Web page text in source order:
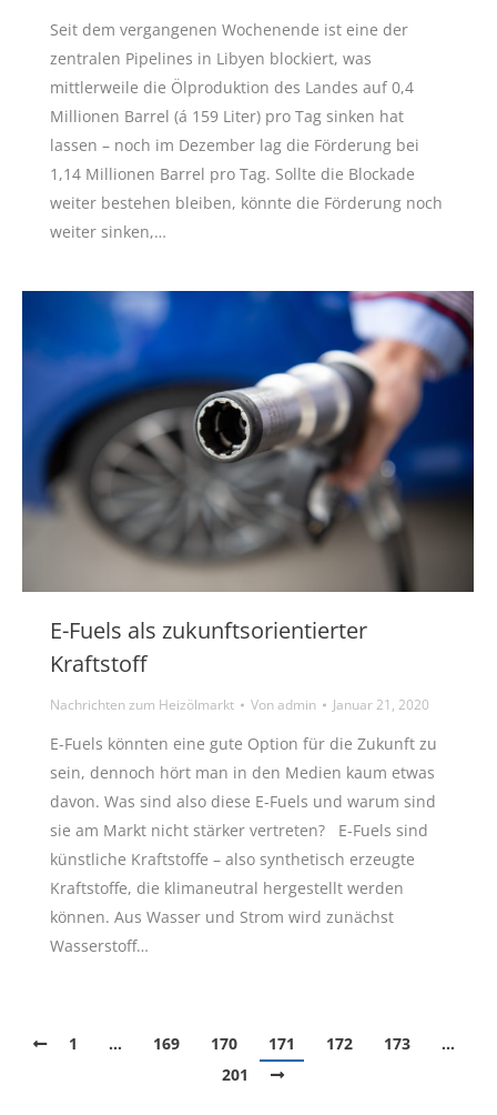
Seit dem vergangenen Wochenende ist eine der
zentralen Pipelines in Libyen blockiert, was
mittlerweile die Ölproduktion des Landes auf 0,4
Millionen Barrel (á 159 Liter) pro Tag sinken hat
lassen – noch im Dezember lag die Förderung bei
1,14 Millionen Barrel pro Tag. Sollte die Blockade
weiter bestehen bleiben, könnte die Förderung noch
weiter sinken,…
E-Fuels als zukunftsorientierter
Kraftstoff
Nachrichten zum Heizölmarkt Vonadmin Januar 21, 2020
E-Fuels könnten eine gute Option für die Zukunft zu
sein, dennoch hört man in den Medien kaum etwas
davon. Was sind also diese E-Fuels und warum sind
sie am Markt nicht stärker vertreten? E-Fuels sind
künstliche Kraftstoffe – also synthetisch erzeugte
Kraftstoffe, die klimaneutral hergestellt werden
können. Aus Wasser und Strom wird zunächst
Wasserstoff…
1 … 169 170 171 172 173
…
201